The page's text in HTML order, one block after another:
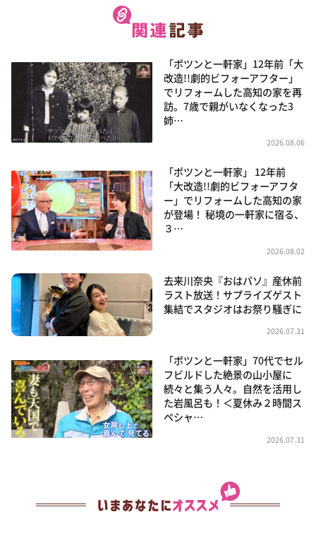
「ポツンと一軒家」12年前「大
改造!!劇的ビフォーアフター」
でリフォームした高知の家を再
訪。7歳で親がいなくなった3
姉…
2026.08.06
「ポツンと一軒家」 12年前
「大改造!!劇的ビフォーアフタ
ー」でリフォームした高知の家
が登場！ 秘境の一軒家に宿る、
３…
2026.08.02
去来川奈央『おはパソ』産休前
ラスト放送！サプライズゲスト
集結でスタジオはお祭り騒ぎに
2026.07.31
「ポツンと一軒家」70代でセル
フビルドした絶景の山小屋に
続々と集う人々。自然を活用し
た岩風呂も！＜夏休み２時間ス
ペシャ…
2026.07.31